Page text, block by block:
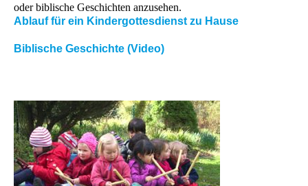
oder biblische Geschichten anzusehen.
Ablauf für ein Kindergottesdienst zu Hause
Biblische Geschichte (Video)